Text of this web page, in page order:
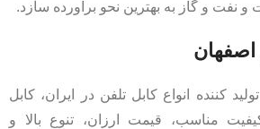
و نفت و گاز به بهترین نحو برآورده سازد.
اصفهان
کننده انواع کابل تلفن در ایران، کابل
مناسب، قیمت ارزان، تنوع بالا و